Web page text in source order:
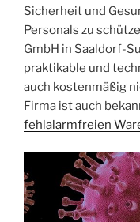
Sicherheit und
Personals zu
GmbH in Saaldorf-
praktikable und
auch kostenmäßig
Firma ist auch
fehlalarmfreien